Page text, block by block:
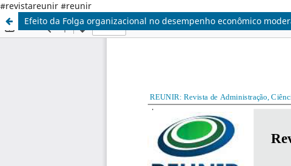
#revistareunir #reunir
Efeito da Folga organizacional no desempenho econômico